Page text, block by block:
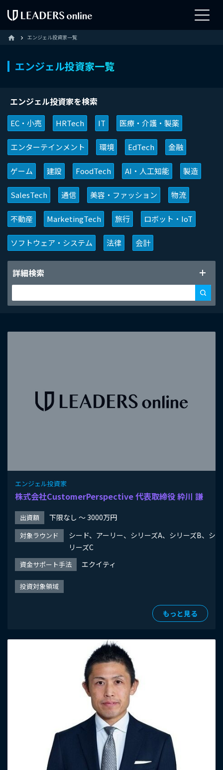
home エンジェル投資家一覧
エンジェル投資家一覧
エンジェル投資家を検索
EC・小売 HRTech IT 医療・介護・製薬
エンターテインメント 環境 EdTech 金融
ゲーム 建設 FoodTech AI・人工知能 製造
SalesTech 通信 美容・ファッション 物流
不動産 MarketingTech 旅行 ロボット・IoT
ソフトウェア・システム 法律 会計
詳細検索
エンジェル投資家
株式会社CustomerPerspective 代表取締役 紣川 謙
出資額 下限なし 〜 3000万円
対象ラウンド
シード、アーリー、シリーズA、シリーズB、シ
リーズC
資金サポート手法 エクイティ
投資対象領域
もっと見る